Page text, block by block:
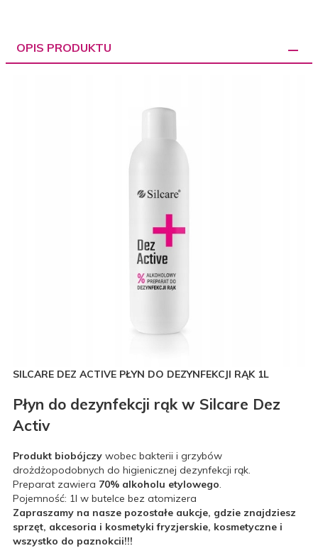
OPIS PRODUKTU
SILCARE DEZ ACTIVE PŁYN DO DEZYNFEKCJI RĄK 1L
Płyn do dezynfekcji rąk w Silcare Dez
Activ
Produkt biobójczy wobec bakterii i grzybów
drożdżopodobnych do higienicznej dezynfekcji rąk.
Preparat zawiera 70% alkoholu etylowego.
Pojemność: 1l w butelce bez atomizera
Zapraszamy na nasze pozostałe aukcje, gdzie znajdziesz
sprzęt, akcesoria i kosmetyki fryzjerskie, kosmetyczne i
wszystko do paznokcii!!!